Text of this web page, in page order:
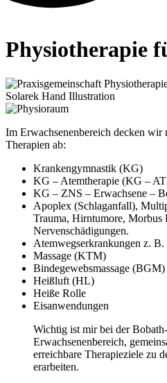
Physiotherapie
Im Erwachsenenbereich decken
Therapien ab:
Krankengymnastik (KG)
KG – Atemtherapie (KG –
KG – ZNS – Erwachsene –
Apoplex (Schlaganfall),
Trauma, Hirntumore, Morbus
Nervenschädigungen.
Atemwegserkrankungen z.
Massage (KTM)
Bindegewebsmassage (BGM)
Heißluft (HL)
Heiße Rolle
Eisanwendungen
Wichtig ist mir bei der
Erwachsenenbereich,
erreichbare Therapieziele zu
erarbeiten.